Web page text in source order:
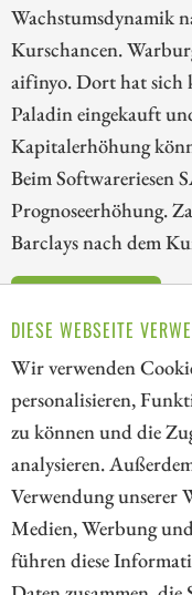
DIESE WEBSEITE
Wir verwenden
personalisieren,
zu können und die
analysieren.
Verwendung unserer
Medien, Werbung
führen diese
Wachstumsdynamik
Kurschancen.
aifinyo. Dort hat sich
Paladin eingekauft
Kapitalerhöhung
Beim Softwareriesen
Prognoseerhöhung.
Barclays nach dem
1
// kapitalerhoehungen.de
Investoren und